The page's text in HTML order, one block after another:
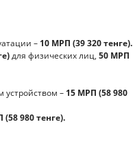
– 10 МРП (39 320 тенге).
для физических лиц, 50 МРП
устройством – 15 МРП (58 980
(58 980 тенге).